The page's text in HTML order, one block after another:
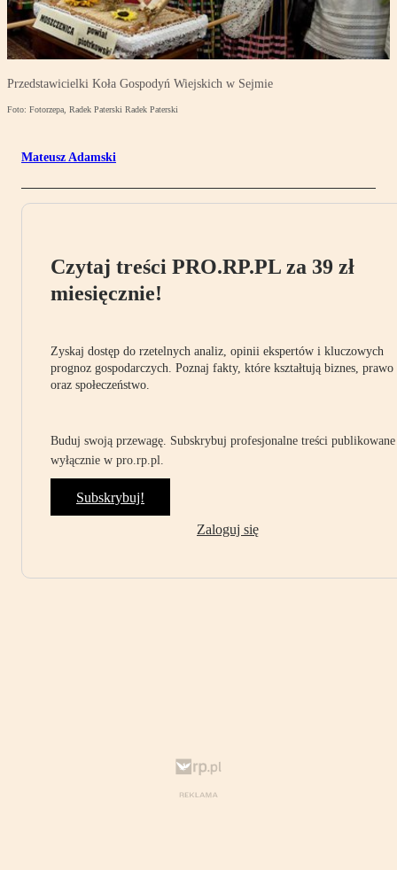
Przedstawicielki Koła Gospodyń Wiejskich w Sejmie
Foto: Fotorzepa, Radek Paterski Radek Paterski
Mateusz Adamski
Czytaj treści PRO.RP.PL za 39 zł
miesięcznie!
Zyskaj dostęp do rzetelnych analiz, opinii ekspertów i kluczowych
prognoz gospodarczych. Poznaj fakty, które kształtują biznes, prawo
oraz społeczeństwo.
Buduj swoją przewagę. Subskrybuj profesjonalne treści publikowane
wyłącznie w pro.rp.pl.
Subskrybuj!
Zaloguj się